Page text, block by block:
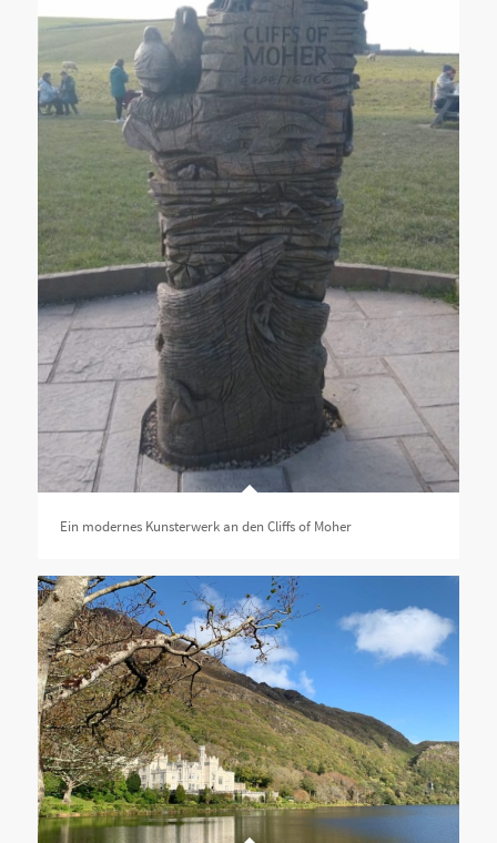
Ein modernes Kunsterwerk an den Cliffs of Moher